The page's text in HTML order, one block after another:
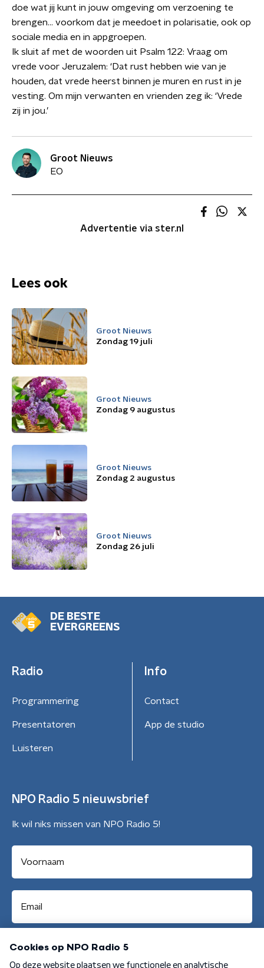
doe wat jij kunt in jouw omgeving om verzoening te
brengen… voorkom dat je meedoet in polarisatie, ook op
sociale media en in appgroepen.
Ik sluit af met de woorden uit Psalm 122: Vraag om
vrede voor Jeruzalem: ‘Dat rust hebben wie van je
houden, dat vrede heerst binnen je muren en rust in je
vesting. Om mijn verwanten en vrienden zeg ik: ‘Vrede
zij in jou.’
Groot Nieuws
EO
Advertentie via ster.nl
Lees ook
Groot Nieuws
Zondag 19 juli
Groot Nieuws
Zondag 9 augustus
Groot Nieuws
Zondag 2 augustus
Groot Nieuws
Zondag 26 juli
DE BESTE
EVERGREENS
Radio
Programmering
Presentatoren
Luisteren
Info
Contact
App de studio
NPO Radio 5 nieuwsbrief
Ik wil niks missen van NPO Radio 5!
Aanmelden